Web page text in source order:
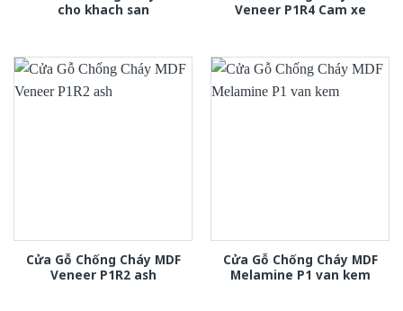
cho khach san
Veneer P1R4 Cam xe
Cửa Gỗ Chống Cháy MDF
Veneer P1R2 ash
Cửa Gỗ Chống Cháy MDF
Melamine P1 van kem